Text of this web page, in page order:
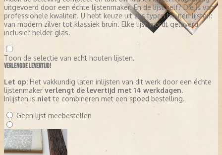
uitgevoerd door een échte lijstenmaker. En de lijst zelf? Die is van
professionele kwaliteit. U hebt keuze uit zes typen houten lijsten:
van modern zilver tot klassiek bruin. Elke lijst wordt geleverd
inclusief helder glas.
Toon de selectie van echt houten lijsten.
VERLENGDE LEVERTIJD!
Let op: Het vakkundig laten inlijsten van dit werk door een échte
lijstenmakerverlengt de levertijd met 14 werkdagen.
Inlijsten is niet te combineren met een spoed bestelling.
Geen lijst meebestellen